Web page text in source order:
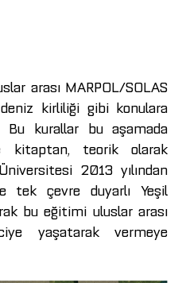
arası MARPOL/SOLAS
kirliliği gibi konulara
kurallar bu aşamada
kitaptan, teorik olarak
2013 yılından
tek çevre duyarlı Yeşil
bu eğitimi uluslar arası
yaşatarak vermeye